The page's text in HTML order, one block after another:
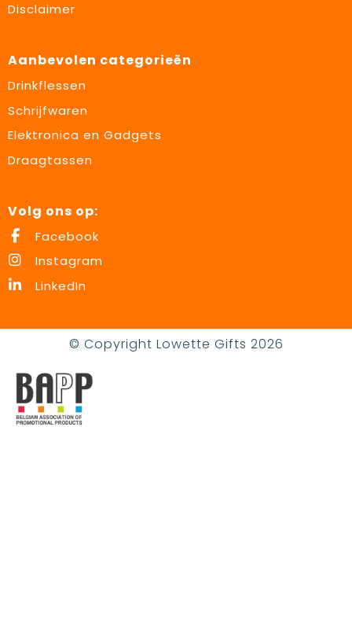
Disclaimer
Aanbevolen categorieën
Drinkflessen
Schrijfwaren
Elektronica en Gadgets
Draagtassen
Volg ons op:
Facebook
Instagram
LinkedIn
© Copyright Lowette Gifts 2026